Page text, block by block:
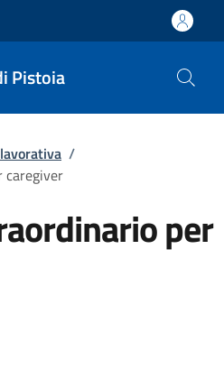
Pistoia
/
caregiver
per